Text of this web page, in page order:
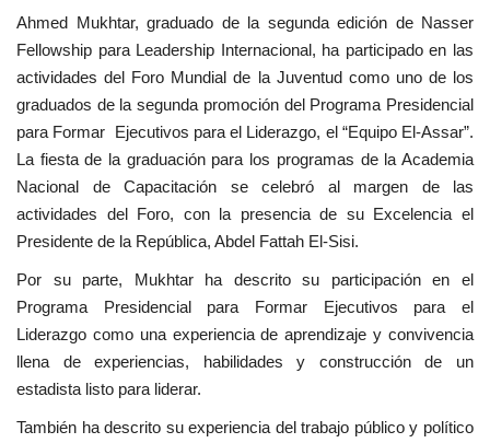
Movimiento Juvenil Nasser
Noticias
Nasser Fellowship para Leadership
Internacional
Nuestras Referencias
Líderes
Documentos
Oportunidades
Ahmed Mukhtar, graduado de la segunda edición de Nasser
Fellowship para Leadership Internacional, ha participado en las
actividades del Foro Mundial de la Juventud como uno de los
graduados de la segunda promoción del Programa Presidencial
para Formar Ejecutivos para el Liderazgo, el “Equipo El-Assar”.
La fiesta de la graduación para los programas de la Academia
Nacional de Capacitación se celebró al margen de las
actividades del Foro, con la presencia de su Excelencia el
Presidente de la República, Abdel Fattah El-Sisi.
Por su parte, Mukhtar ha descrito su participación en el
Programa Presidencial para Formar Ejecutivos para el
Liderazgo como una experiencia de aprendizaje y convivencia
llena de experiencias, habilidades y construcción de un
estadista listo para liderar.
También ha descrito su experiencia del trabajo público y político